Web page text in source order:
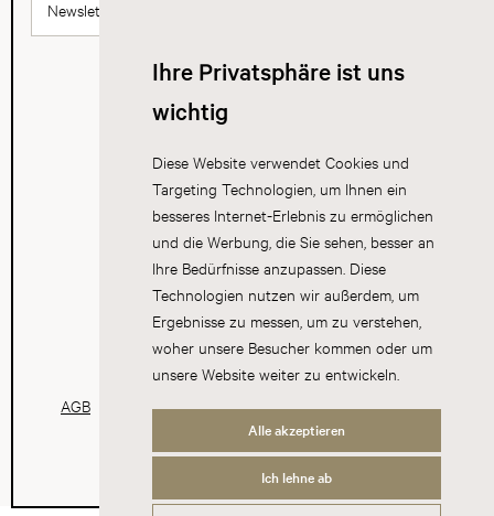
Ihre Privatsphäre ist uns
wichtig
Diese Website verwendet Cookies und
Targeting Technologien, um Ihnen ein
besseres Internet-Erlebnis zu ermöglichen
und die Werbung, die Sie sehen, besser an
Ihre Bedürfnisse anzupassen. Diese
Technologien nutzen wir außerdem, um
Ergebnisse zu messen, um zu verstehen,
woher unsere Besucher kommen oder um
unsere Website weiter zu entwickeln.
Alle akzeptieren
Ich lehne ab
Newsletter abonnieren
AGB Datenschutz Impressum Cookies